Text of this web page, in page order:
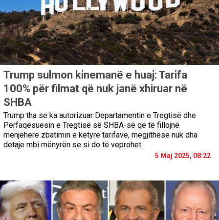
Trump sulmon kinemanë e huaj: Tarifa
100% për filmat që nuk janë xhiruar në
SHBA
Trump tha se ka autorizuar Departamentin e Tregtisë dhe
Përfaqësuesin e Tregtisë së SHBA-së që të fillojnë
menjëherë zbatimin e këtyre tarifave, megjithëse nuk dha
detaje mbi mënyrën se si do të veprohet.
5 Maj 2025, 08:22